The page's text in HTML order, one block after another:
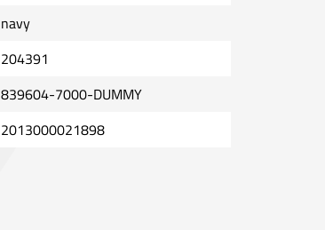
navy
204391
839604-7000-DUMMY
2013000021898